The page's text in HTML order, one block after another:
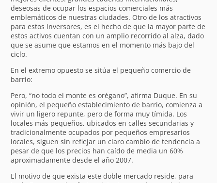
deseosas de ocupar los espacios comerciales más
emblemáticos de nuestras ciudades. Otro de los atractivos
para estos inversores, es el hecho de que la mayor parte de
estos activos cuentan con un amplio recorrido al alza, dado
que se asume que estamos en el momento más bajo del
ciclo.
En el extremo opuesto se sitúa el pequeño comercio de
barrio:
Pero, “no todo el monte es orégano”, afirma Duque. En su
opinión, el pequeño establecimiento de barrio, comienza a
vivir un ligero repunte, pero de forma muy tímida. Los
locales más pequeños, ubicados en calles secundarias y
tradicionalmente ocupados por pequeños empresarios
locales, siguen sin reflejar un claro cambio de tendencia a
pesar de que los precios han caído de media un 60%
aproximadamente desde el año 2007.
El motivo de que exista este doble mercado reside, para